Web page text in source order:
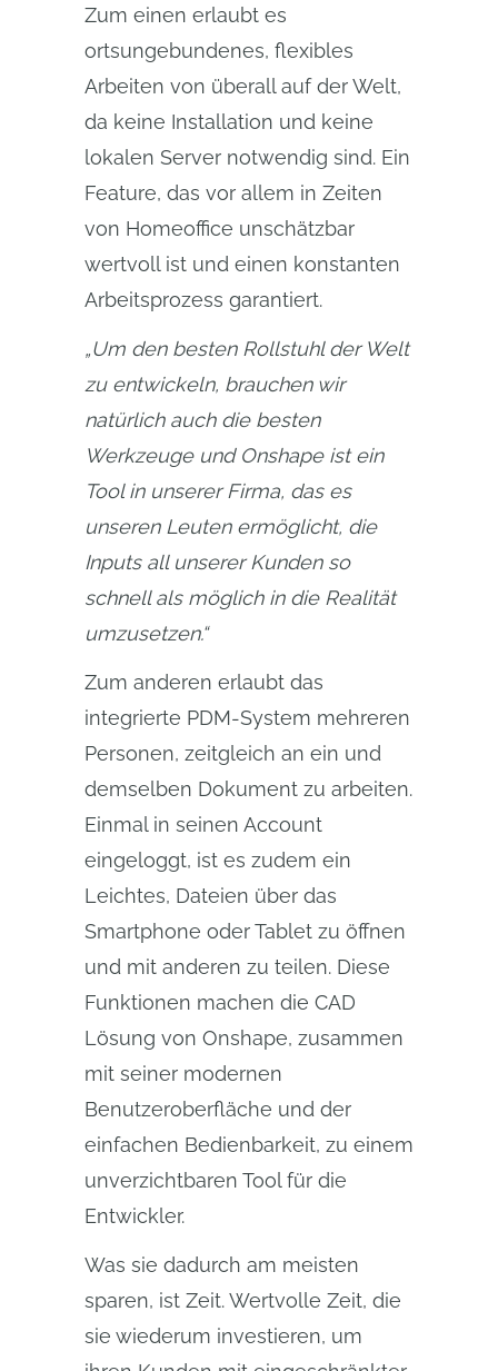
Zum einen erlaubt es
ortsungebundenes, flexibles
Arbeiten von überall auf der Welt,
da keine Installation und keine
lokalen Server notwendig sind. Ein
Feature, das vor allem in Zeiten
von Homeoffice unschätzbar
wertvoll ist und einen konstanten
Arbeitsprozess garantiert.
„Um den besten Rollstuhl der Welt
zu entwickeln, brauchen wir
natürlich auch die besten
Werkzeuge und Onshape ist ein
Tool in unserer Firma, das es
unseren Leuten ermöglicht, die
Inputs all unserer Kunden so
schnell als möglich in die Realität
umzusetzen.“
Zum anderen erlaubt das
integrierte PDM-System mehreren
Personen, zeitgleich an ein und
demselben Dokument zu arbeiten.
Einmal in seinen Account
eingeloggt, ist es zudem ein
Leichtes, Dateien über das
Smartphone oder Tablet zu öffnen
und mit anderen zu teilen. Diese
Funktionen machen die CAD
Lösung von Onshape, zusammen
mit seiner modernen
Benutzeroberfläche und der
einfachen Bedienbarkeit, zu einem
unverzichtbaren Tool für die
Entwickler.
Was sie dadurch am meisten
sparen, ist Zeit. Wertvolle Zeit, die
sie wiederum investieren, um